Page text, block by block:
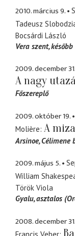
2010. március 9.
Tadeusz
Bocsárdi László
Vera szent
2009. december 31.
A nagy
Főszereplő
2009. október 19.
Molière A
Arsinoe Célimene
2009. május 5.
William
Török Viola
Gyalu asztalos
2008. december 31.